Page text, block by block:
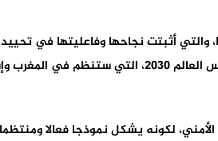
والتي أثبتت نجاحها وفاعليتها في
على المستويين الإقليمي والدولي، علاوة على مناقشة آليات التنسيق وتدعيم الجهود الثنائية لإنجاح
لكونه يشكل نموذجا فعالا